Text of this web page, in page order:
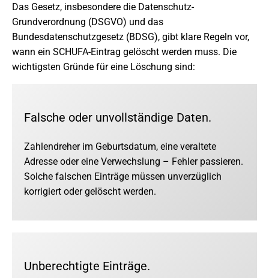
Das Gesetz, insbesondere die Datenschutz-
Grundverordnung (DSGVO) und das
Bundesdatenschutzgesetz (BDSG), gibt klare Regeln vor,
wann ein SCHUFA-Eintrag gelöscht werden muss. Die
wichtigsten Gründe für eine Löschung sind:
Falsche oder unvollständige Daten.
Zahlendreher im Geburtsdatum, eine veraltete
Adresse oder eine Verwechslung – Fehler passieren.
Solche falschen Einträge müssen unverzüglich
korrigiert oder gelöscht werden.
Unberechtigte Einträge.